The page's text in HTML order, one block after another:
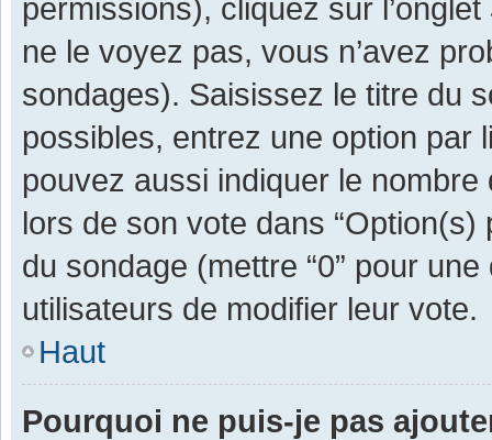
permissions), cliquez sur l’onglet
ne le voyez pas, vous n’avez
sondages). Saisissez le titre du
possibles, entrez une option par
pouvez aussi indiquer le
lors de son vote dans “Option(s)
du sondage (mettre “0” pour
utilisateurs de modifier leur vote.
Haut
Pourquoi ne puis-je pas